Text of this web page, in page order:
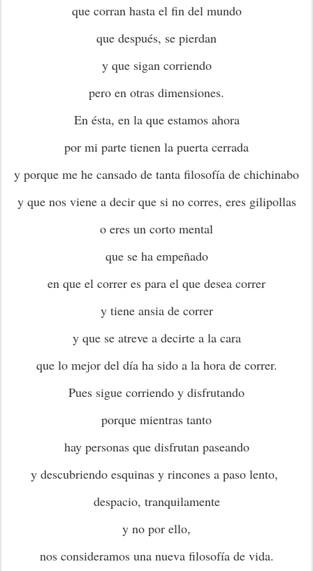
que corran hasta el fin del mundo
que después, se pierdan
y que sigan corriendo
pero en otras dimensiones.
En ésta, en la que estamos ahora
por mi parte tienen la puerta cerrada
y porque me he cansado de tanta filosofía de chichinabo
y que nos viene a decir que si no corres, eres gilipollas
o eres un corto mental
que se ha empeñado
en que el correr es para el que desea correr
y tiene ansia de correr
y que se atreve a decirte a la cara
que lo mejor del día ha sido a la hora de correr.
Pues sigue corriendo y disfrutando
porque mientras tanto
hay personas que disfrutan paseando
y descubriendo esquinas y rincones a paso lento,
despacio, tranquilamente
y no por ello,
nos consideramos una nueva filosofía de vida.